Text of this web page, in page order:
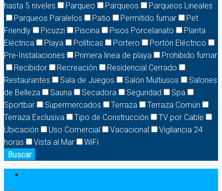
hasta 5 niveles
Parqueo Parqueos
Parqueos Lineales
Parqueos Paralelos
Patio Permitido fumar
Pet
Friendly
Picuzzi Piscina Pisos Porcelanato
Planta
Eléctrica
Playa Políticas Portero
Portón Eléctrico
Pre-Instalaciones
Primera linea de playa
Prohibido fumar
Recibidor
Recreación
Residencial Cerrado
Restaurantes
Sala de Juegos Salón Multiusos
Salones
de Belleza
Sauna Secadora Seguridad
Spa
Sportbar
Supermercados Terraza
Terraza Común
Terraza Exclusiva
Tipo de Construcción
TV por Cable
Ubicación
Uso Comercial Vacacional
Vigilancia 24
horas
Vista al Mar
WiFi
Buscar